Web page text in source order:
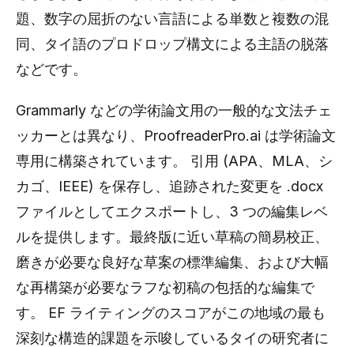
題、数字の屈折のない言語による単数と複数の混
同、タイ語のプロドロップ構文による主語の脱落
などです。
Grammarly などの学術論文用の一般的な文法チェ
ッカーとは異なり、ProofreaderPro.ai は学術論文
専用に構築されています。 引用 (APA、MLA、シ
カゴ、IEEE) を保存し、追跡された変更を .docx
ファイルとしてエクスポートし、3 つの編集レベ
ルを提供します。最終版に近い草稿の簡易校正、
磨きが必要な良好な草案の標準編集、および大幅
な再構築が必要なラフな初稿の包括的な編集で
す。 EF ライティングのスコアがこの地域の最も
深刻な構造的課題を示唆しているタイの研究者に